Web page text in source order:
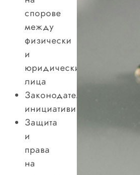
спорове
между
физически
и
юридически
лица
Законодателни
инициативи
Защита
и
права
на